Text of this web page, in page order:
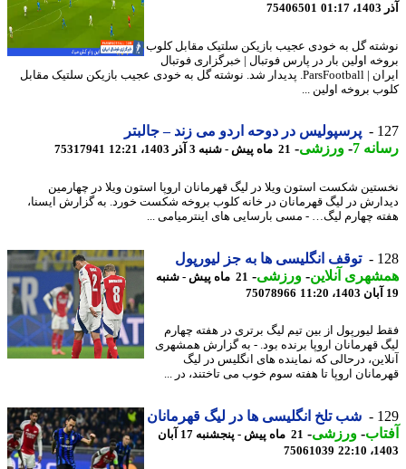
75406501
گل به خودی عجیب بازیکن سلتیک مقابل کلوب
اولین بار در پارس فوتبال | خبرگزاری فوتبال
ایران | ParsFootball. پدیدار شد. نوشته گل به خودی عجیب بازیکن سلتیک مقابل
بروخه اولین ...
پرسپولیس در دوحه اردو می زند – جالبتر
7
-ورزشی-21 ماه پیش - شنبه 3 آذر 1403، 12:21 75317941
شکست استون ویلا در لیگ قهرمانان اروپا استون ویلا در چهارمین
در لیگ قهرمانان در خانه کلوب بروخه شکست خورد. به گزارش ایسنا،
چهارم لیگ… - مسی بارسایی های اینترمیامی ...
توقف انگلیسی ها به جز لیورپول
آنلاین-ورزشی-
21 ماه پیش - شنبه
75078966
لیورپول از بین تیم لیگ برتری در هفته چهارم
قهرمانان اروپا برنده بود. - به گزارش همشهری
درحالی که نماینده های انگلیس در لیگ
اروپا تا هفته سوم خوب می تاختند، در ...
شب تلخ انگلیسی ها در لیگ قهرمانان
-ورزشی-
21 ماه پیش - پنجشنبه 17 آبان
75061039